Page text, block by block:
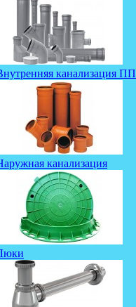
канализация ПП
канализация